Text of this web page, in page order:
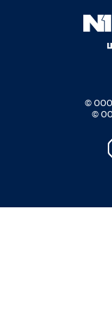
© ООО
©